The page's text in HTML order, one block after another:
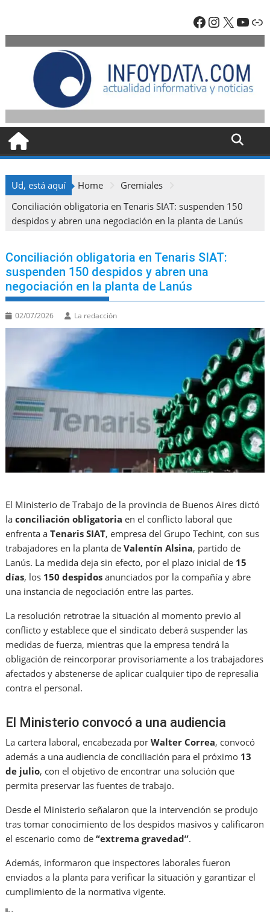
content
Facebook
X
Ud, está aquí Home
Gremiales
Conciliación obligatoria en Tenaris SIAT: suspenden 150
despidos y abren una negociación en la planta de Lanús
Conciliación obligatoria en Tenaris SIAT:
suspenden 150 despidos y abren una
negociación en la planta de Lanús
02/07/2026 La redacción
El Ministerio de Trabajo de la provincia de Buenos Aires dictó
laconciliación obligatoria en el conflicto laboral que
enfrenta aTenaris SIAT, empresa del Grupo Techint, con sus
trabajadores en la planta deValentín Alsina, partido de
Lanús. La medida deja sin efecto, por el plazo inicial de 15
días, los 150 despidos anunciados por la compañía y abre
una instancia de negociación entre las partes.
La resolución retrotrae la situación al momento previo al
conflicto y establece que el sindicato deberá suspender las
medidas de fuerza, mientras que la empresa tendrá la
obligación de reincorporar provisoriamente a los trabajadores
afectados y abstenerse de aplicar cualquier tipo de represalia
contra el personal.
El Ministerio convocó a una audiencia
La cartera laboral, encabezada porWalter Correa, convocó
además a una audiencia de conciliación para el próximo 13
de julio, con el objetivo de encontrar una solución que
permita preservar las fuentes de trabajo.
Desde el Ministerio señalaron que la intervención se produjo
tras tomar conocimiento de los despidos masivos y calificaron
el escenario como de“extrema gravedad”.
Además, informaron que inspectores laborales fueron
enviados a la planta para verificar la situación y garantizar el
cumplimiento de la normativa vigente.